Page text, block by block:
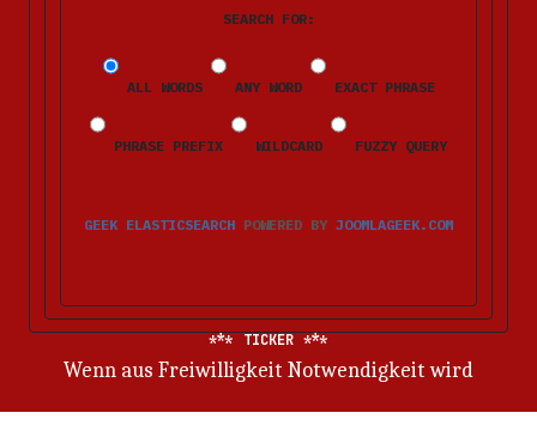
SEARCH FOR:
ALL WORDS ANY WORD EXACT PHRASE
PHRASE PREFIX WILDCARD FUZZY QUERY
GEEK ELASTICSEARCH POWERED BY JOOMLAGEEK.COM
TICKER
Wenn aus Freiwilligkeit Notwendigkeit wird